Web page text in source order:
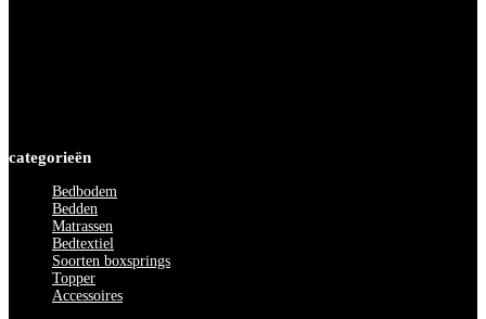
categorieën
Bedbodem
Bedden
Matrassen
Bedtextiel
Soorten boxsprings
Topper
Accessoires